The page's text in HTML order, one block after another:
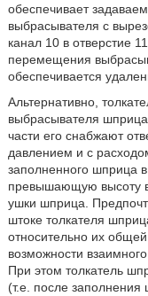
обеспечивает
выбрасывателя с
канал 10 в отверстие
перемещения
обеспечивается
Альтернативно,
выбрасывателя
части его снабжают
давлением и с
заполненного шприца
превышающую высоту
ушки шприца.
штоке толкателя
относительно их
возможности
При этом толкатель
(т.е. после